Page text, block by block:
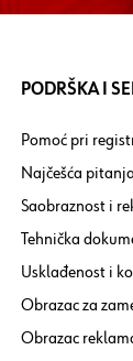
PODRŠKA I
Pomoć pri
Najčešća pitanja
Saobraznost i
Tehnička
Usklađenost i
Obrazac za
Obrazac